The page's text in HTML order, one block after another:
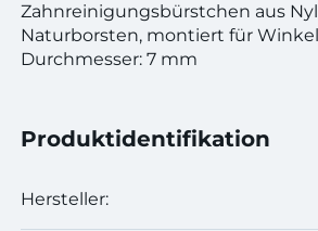
Zahnreinigungsbürstchen aus
Naturborsten, montiert für
Durchmesser: 7 mm
Produktidentifikation
Hersteller: